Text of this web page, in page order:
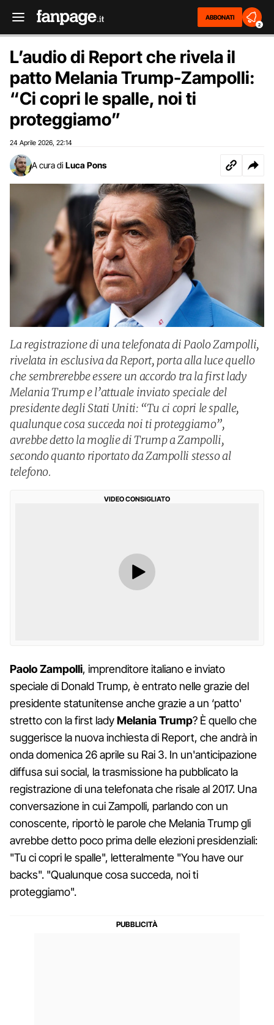
ABBONATI
2
L’audio di Report che rivela il
patto Melania Trump-Zampolli:
“Ci copri le spalle, noi ti
proteggiamo”
24 Aprile 2026 22:14
A cura di Luca Pons
La registrazione di una telefonata di Paolo Zampolli,
rivelata in esclusiva da Report, porta alla luce quello
che sembrerebbe essere un accordo tra la first lady
Melania Trump e l’attuale inviato speciale del
presidente degli Stati Uniti: “Tu ci copri le spalle,
qualunque cosa succeda noi ti proteggiamo”,
avrebbe detto la moglie di Trump a Zampolli,
secondo quanto riportato da Zampolli stesso al
telefono.
VIDEO CONSIGLIATO
Paolo Zampolli, imprenditore italiano e inviato
speciale di Donald Trump, è entrato nelle grazie del
presidente statunitense anche grazie a un ‘patto'
stretto con la first ladyMelania Trump? È quello che
suggerisce la nuova inchiesta di Report, che andrà in
onda domenica 26 aprile su Rai 3. In un'anticipazione
diffusa sui social, la trasmissione ha pubblicato la
registrazione di una telefonata che risale al 2017. Una
conversazione in cui Zampolli, parlando con un
conoscente, riportò le parole che Melania Trump gli
avrebbe detto poco prima delle elezioni presidenziali:
"Tu ci copri le spalle", letteralmente "You have our
backs". "Qualunque cosa succeda, noi ti
proteggiamo".